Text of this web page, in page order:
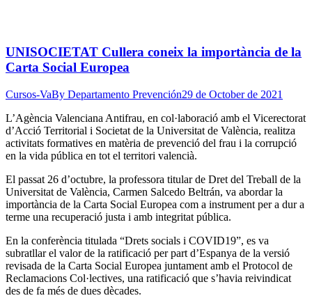
UNISOCIETAT Cullera coneix la importància de la
Carta Social Europea
Cursos-VaBy Departamento Prevención29 de October de 2021
L’Agència Valenciana Antifrau, en col·laboració amb el Vicerectorat
d’Acció Territorial i Societat de la Universitat de València, realitza
activitats formatives en matèria de prevenció del frau i la corrupció
en la vida pública en tot el territori valencià.
El passat 26 d’octubre, la professora titular de Dret del Treball de la
Universitat de València, Carmen Salcedo Beltrán, va abordar la
importància de la Carta Social Europea com a instrument per a dur a
terme una recuperació justa i amb integritat pública.
En la conferència titulada “Drets socials i COVID19”, es va
subratllar el valor de la ratificació per part d’Espanya de la versió
revisada de la Carta Social Europea juntament amb el Protocol de
Reclamacions Col·lectives, una ratificació que s’havia reivindicat
des de fa més de dues dècades.